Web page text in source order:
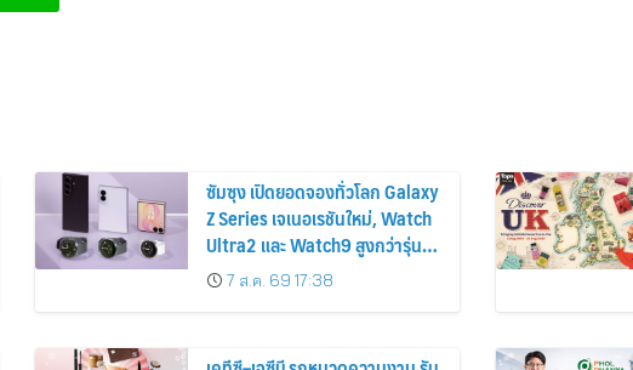
ซัมซุง เปิดยอดจองทั่วโลก Galaxy
Z Series เจเนอเรชันใหม่, Watch
Ultra2 และ Watch9 สูงกว่ารุ่น
ก่อนหน้ากว่า 30%
7 ส.ค. 69 17:38